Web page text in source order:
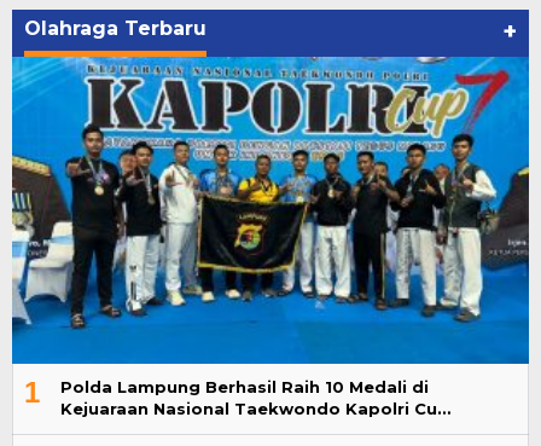
Olahraga Terbaru +
1
Polda Lampung Berhasil Raih 10 Medali di
Kejuaraan Nasional Taekwondo Kapolri Cu…